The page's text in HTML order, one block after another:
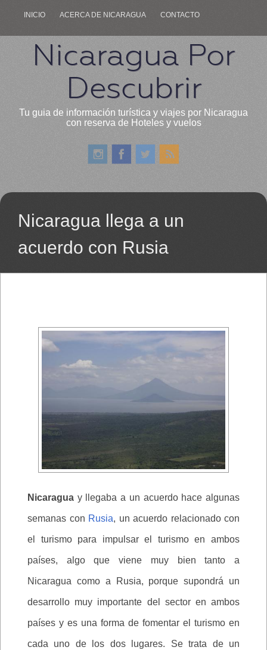
INICIO ACERCA DE NICARAGUA CONTACTO
Nicaragua Por
Descubrir
Tu guia de información turística y viajes por Nicaragua
con reserva de Hoteles y vuelos
Nicaragua llega a un
acuerdo con Rusia
Nicaragua y llegaba a un acuerdo hace algunas
semanas con Rusia, un acuerdo relacionado con
el turismo para impulsar el turismo en ambos
países, algo que viene muy bien tanto a
Nicaragua como a Rusia, porque supondrá un
desarrollo muy importante del sector en ambos
países y es una forma de fomentar el turismo en
cada uno de los dos lugares. Se trata de un